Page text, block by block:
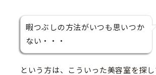
暇つぶしの方法がいつも思いつか
ない・・・
という方は、こういった美容室を探